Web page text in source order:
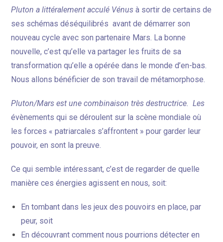
Pluton a littéralement acculé Vénus à sortir de certains de
ses schémas déséquilibrés avant de démarrer son
nouveau cycle avec son partenaire Mars. La bonne
nouvelle, c’est qu’elle va partager les fruits de sa
transformation qu’elle a opérée dans le monde d’en-bas.
Nous allons bénéficier de son travail de métamorphose.
Pluton/Mars est une combinaison très destructrice. Les
évènements qui se déroulent sur la scène mondiale où
les forces « patriarcales s’affrontent » pour garder leur
pouvoir, en sont la preuve.
Ce qui semble intéressant, c’est de regarder de quelle
manière ces énergies agissent en nous, soit:
En tombant dans les jeux des pouvoirs en place, par
peur, soit
En découvrant comment nous pourrions détecter en